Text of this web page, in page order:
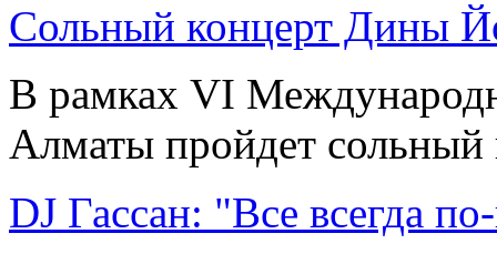
Сольный концерт Дины
В рамках VI
Алматы пройдет сольный
DJ Гассан: "Все всегда